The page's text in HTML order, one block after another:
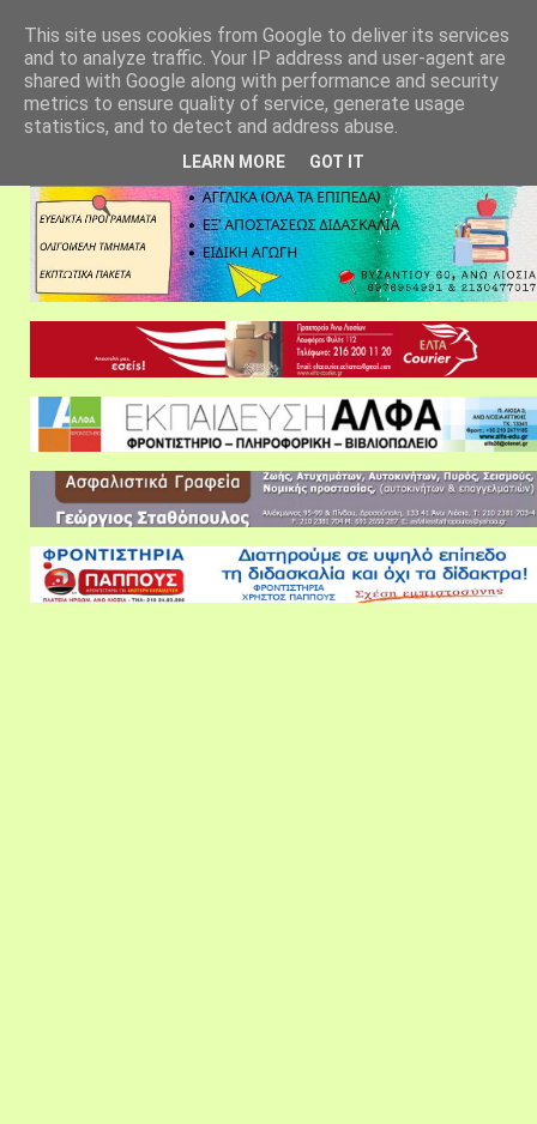
This site uses cookies from Google to deliver its services
and to analyze traffic. Your IP address and user-agent are
shared with Google along with performance and security
metrics to ensure quality of service, generate usage
statistics, and to detect and address abuse.
LEARN MORE GOT IT